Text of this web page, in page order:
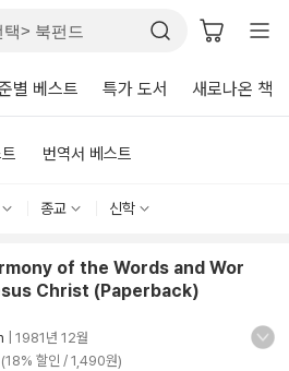
별 베스트 특가 도서 새로나온 책
번역서 베스트
종교 신학
of the Words and Wor
Christ (Paperback)
1981년 12월
할인 / 1,490원)